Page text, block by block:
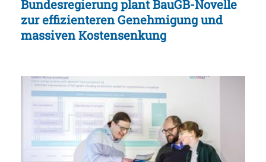
Bundesregierung plant BauGB-Novelle
zur effizienteren Genehmigung und
massiven Kostensenkung